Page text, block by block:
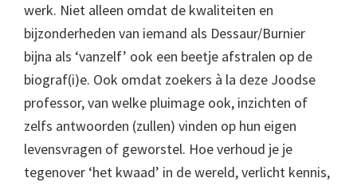
werk. Niet alleen omdat de kwaliteiten en
bijzonderheden van iemand als Dessaur/Burnier
bijna als ‘vanzelf’ ook een beetje afstralen op de
biograf(i)e. Ook omdat zoekers à la deze Joodse
professor, van welke pluimage ook, inzichten of
zelfs antwoorden (zullen) vinden op hun eigen
levensvragen of geworstel. Hoe verhoud je je
tegenover ‘het kwaad’ in de wereld, verlicht kennis,